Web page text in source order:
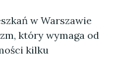
w Warszawie
który wymaga od
kilku